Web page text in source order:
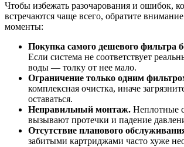
Чтобы избежать разочарования и ошибок,
встречаются чаще всего, обратите
моменты:
Покупка самого дешевого фильтра
Если система не соответствует
воды — толку от нее мало.
Ограничение только одним
комплексная очистка, иначе
оставаться.
Неправильный монтаж. Неплотные
вызывают протечки и падение
Отсутствие планового
забитыми картриджами часто хуже